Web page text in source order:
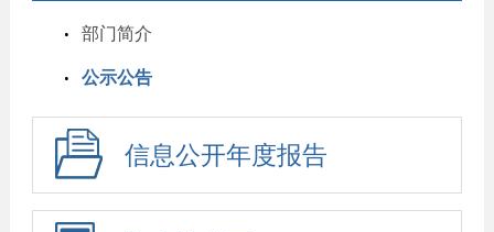
部门简介
公示公告
信息公开年度报告